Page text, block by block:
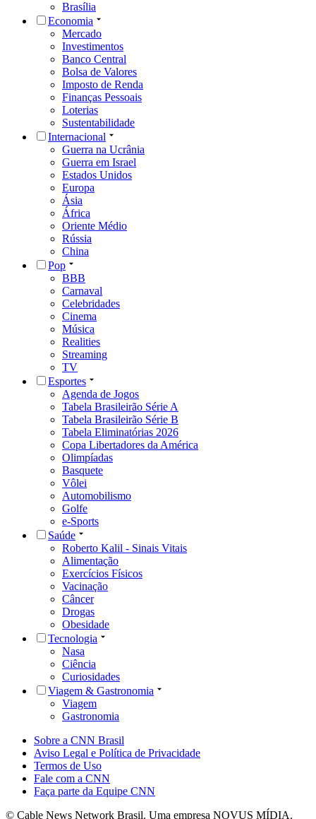
Brasília
Economia
Mercado
Investimentos
Banco Central
Bolsa de Valores
Imposto de Renda
Finanças Pessoais
Loterias
Sustentabilidade
Internacional
Guerra na Ucrânia
Guerra em Israel
Estados Unidos
Europa
Ásia
África
Oriente Médio
Rússia
China
Pop
BBB
Carnaval
Celebridades
Cinema
Música
Realities
Streaming
TV
Esportes
Agenda de Jogos
Tabela Brasileirão Série A
Tabela Brasileirão Série B
Tabela Eliminatórias 2026
Copa Libertadores da América
Olimpíadas
Basquete
Vôlei
Automobilismo
Golfe
e-Sports
Saúde
Roberto Kalil - Sinais Vitais
Alimentação
Exercícios Físicos
Vacinação
Câncer
Drogas
Obesidade
Tecnologia
Nasa
Ciência
Curiosidades
Viagem & Gastronomia
Viagem
Gastronomia
Sobre a CNN Brasil
Aviso Legal e Política de Privacidade
Termos de Uso
Fale com a CNN
Faça parte da Equipe CNN
© Cable News Network Brasil. Uma empresa NOVUS MÍDIA.